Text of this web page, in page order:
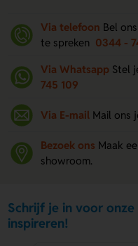
Via telefoon Bel
te spreken 0344 -
Via Whatsapp Stel
745 109
Via E-mail Mail ons
Bezoek ons Maak
showroom.
Schrijf je in voor
inspireren!